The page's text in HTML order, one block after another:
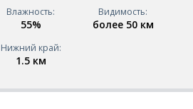
Влажность:
55%
Видимость:
более 50 км
Нижний край:
1.5 км